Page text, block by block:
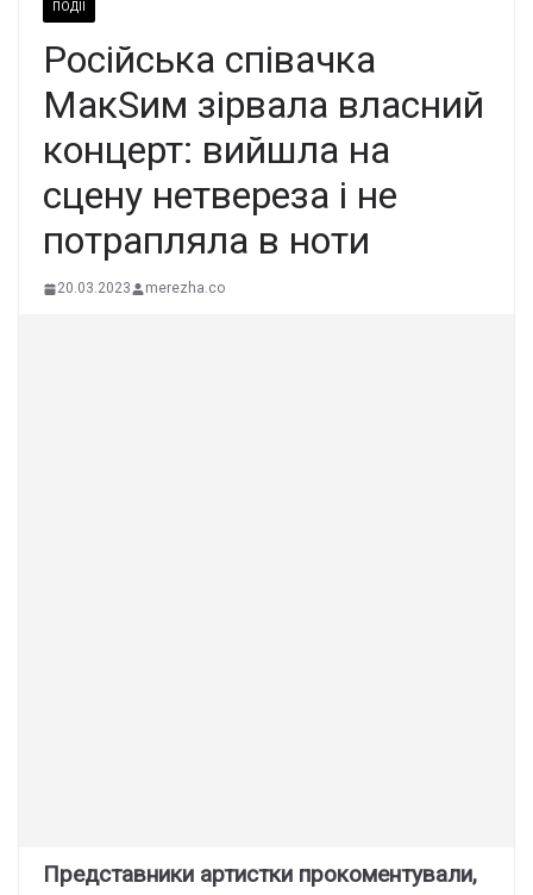
ПОДІЇ
Російська співачка
МакSим зірвала власний
концерт: вийшла на
сцену нетвереза і не
потрапляла в ноти
20.03.2023 merezha.co
Представники артистки прокоментували,